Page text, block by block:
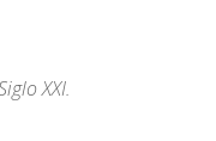
XXI.